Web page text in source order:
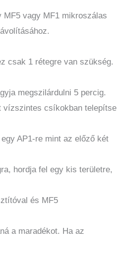
vagy MF1 mikroszálas
csak 1 rétegre van szükség.
megszilárdulni 5 percig.
vízszintes csíkokban telepítse
AP1-re mint az előző két
hordja fel egy kis területre,
és MF5
a maradékot. Ha az